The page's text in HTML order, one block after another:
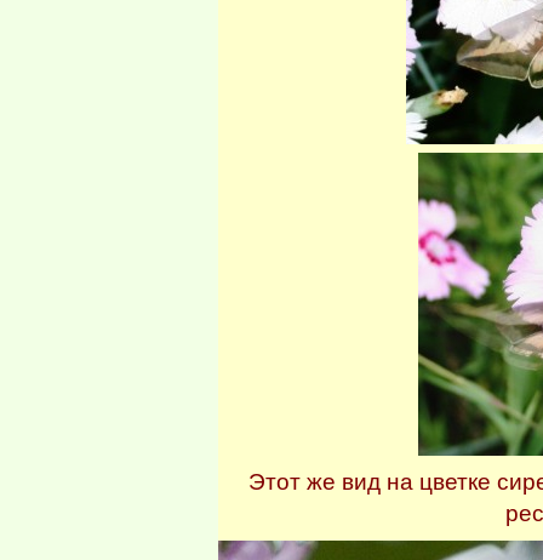
Этот же вид на цветке